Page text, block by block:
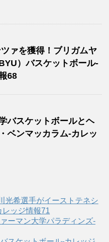
ァを獲得！ブリガムヤ
）バスケットボール-
68
バスケットボールとヘ
ベンマッカラム-カレッ
光希選手がイーストテネシ
レッジ情報71
ーマン大学パラディンズ-